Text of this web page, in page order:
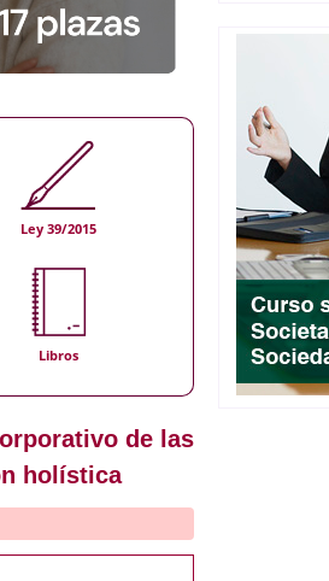
Ley 39/2015
Libros
de las
holística